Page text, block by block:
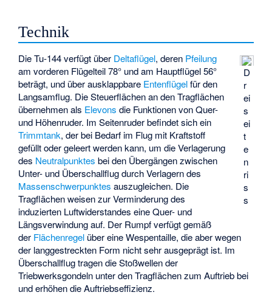
Technik
D
r
ei
s
ei
t
e
n
ri
s
s
Die Tu-144 verfügt über Deltaflügel, deren Pfeilung
am vorderen Flügelteil 78° und am Hauptflügel 56°
beträgt, und über ausklappbare Entenflügelfür den
Langsamflug. Die Steuerflächen an den Tragflächen
übernehmen als Elevons die Funktionen von Quer-
und Höhenruder. Im Seitenruder befindet sich ein
Trimmtank, der bei Bedarf im Flug mit Kraftstoff
gefüllt oder geleert werden kann, um die Verlagerung
des Neutralpunktes bei den Übergängen zwischen
Unter- und Überschallflug durch Verlagern des
Massenschwerpunktes auszugleichen. Die
Tragflächen weisen zur Verminderung des
induzierten Luftwiderstandes eine Quer- und
Längsverwindung auf. Der Rumpf verfügt gemäß
der Flächenregel über eine Wespentaille, die aber wegen
der langgestreckten Form nicht sehr ausgeprägt ist. Im
Überschallflug tragen die Stoßwellen der
Triebwerksgondeln unter den Tragflächen zum Auftrieb bei
und erhöhen die Auftriebseffizienz.